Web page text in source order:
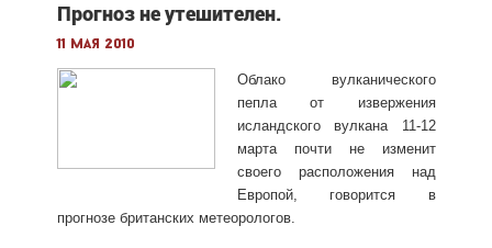
Прогноз не утешителен.
11 мая 2010
Облако вулканического
пепла от извержения
исландского вулкана 11-12
марта почти не изменит
своего расположения над
Европой, говорится в
прогнозе британских метеорологов.